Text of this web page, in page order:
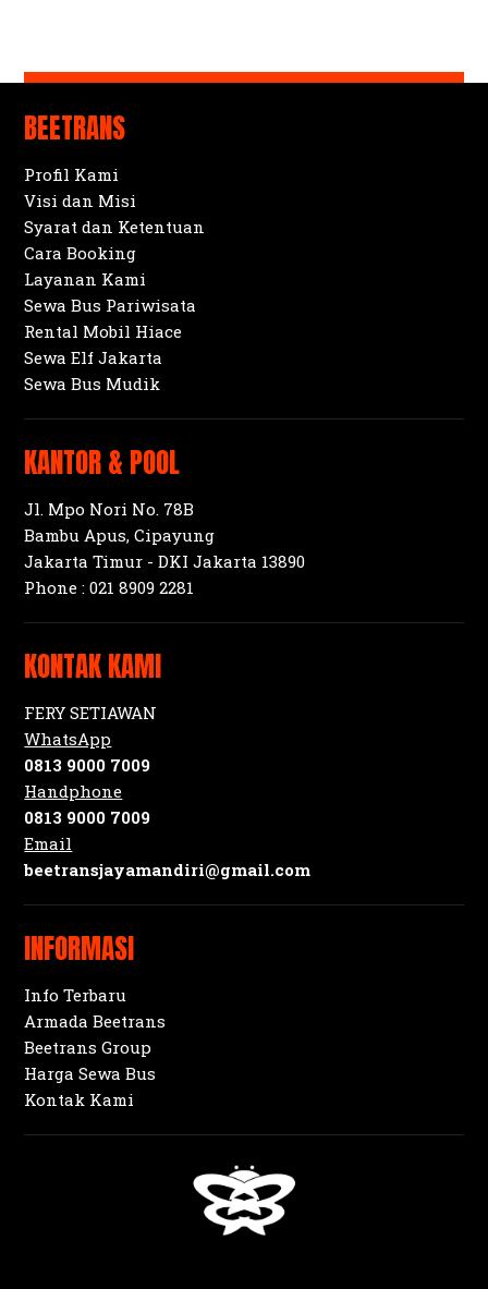
BEETRANS
Profil Kami
Visi dan Misi
Syarat dan Ketentuan
Cara Booking
Layanan Kami
Sewa Bus Pariwisata
Rental Mobil Hiace
Sewa Elf Jakarta
Sewa Bus Mudik
KANTOR & POOL
Jl. Mpo Nori No. 78B
Bambu Apus, Cipayung
Jakarta Timur - DKI Jakarta 13890
Phone :021 8909 2281
KONTAK KAMI
FERY SETIAWAN
WhatsApp
0813 9000 7009
Handphone
0813 9000 7009
Email
beetransjayamandiri@gmail.com
INFORMASI
Info Terbaru
Armada Beetrans
Beetrans Group
Harga Sewa Bus
Kontak Kami